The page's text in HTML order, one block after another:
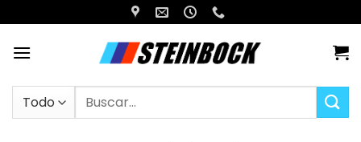
al
contenido
Buscar